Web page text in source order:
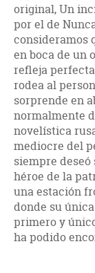
original, Un
por el de
consideramos
en boca de un
refleja
rodea al
sorprende en
normalmente
novelística
mediocre del
siempre
héroe de la
una estación
donde su
primero y
ha podido